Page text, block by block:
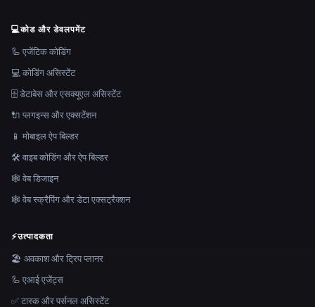
💻कोड और डेवलपमेंट
🦾 एजेंटिक कोडिंग
💻 कोडिंग असिस्टेंट
🗄️ डेटाबेस और एसक्यूएल असिस्टेंट
🔌 प्लगइन्स और एक्सटेंशन
📱 मोबाइल ऐप बिल्डर
🛠️ वाइब कोडिंग और ऐप बिल्डर
🕸 वेब डिजाइन
🕸️ वेब स्क्रैपिंग और डेटा एक्सट्रैक्शन
⚡उत्पादकता
🏖 अवकाश और ट्रिप प्लानर
🦾 एआई एजेंट्स
✅ टास्क और पर्सनल असिस्टेंट